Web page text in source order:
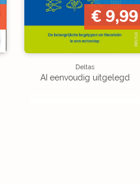
€ 9,99
Deltas
AI eenvoudig uitgelegd